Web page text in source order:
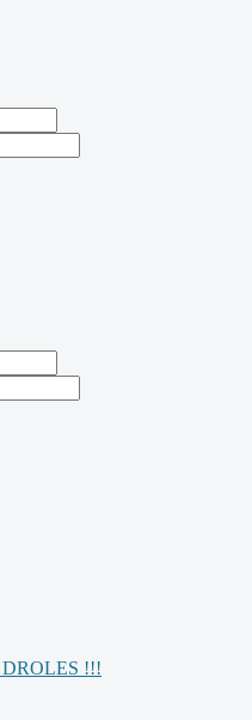
!!!